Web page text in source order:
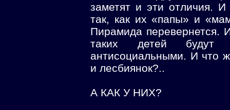
заметят и эти отличия.
так, как их «папы» и
Пирамида перевернется.
таких детей будут
антисоциальными. И что
и лесбиянок?..
А КАК У НИХ?